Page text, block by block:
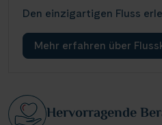
Den einzigartigen Fluss
Mehr erfahren über
Hervorragende